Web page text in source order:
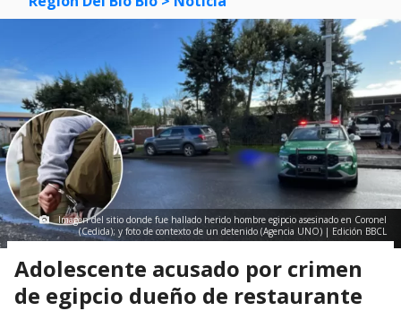
Imagen del sitio donde fue hallado herido hombre egipcio asesinado en Coronel
(Cedida); y foto de contexto de un detenido (Agencia UNO) | Edición BBCL
Adolescente acusado por crimen
de egipcio dueño de restaurante